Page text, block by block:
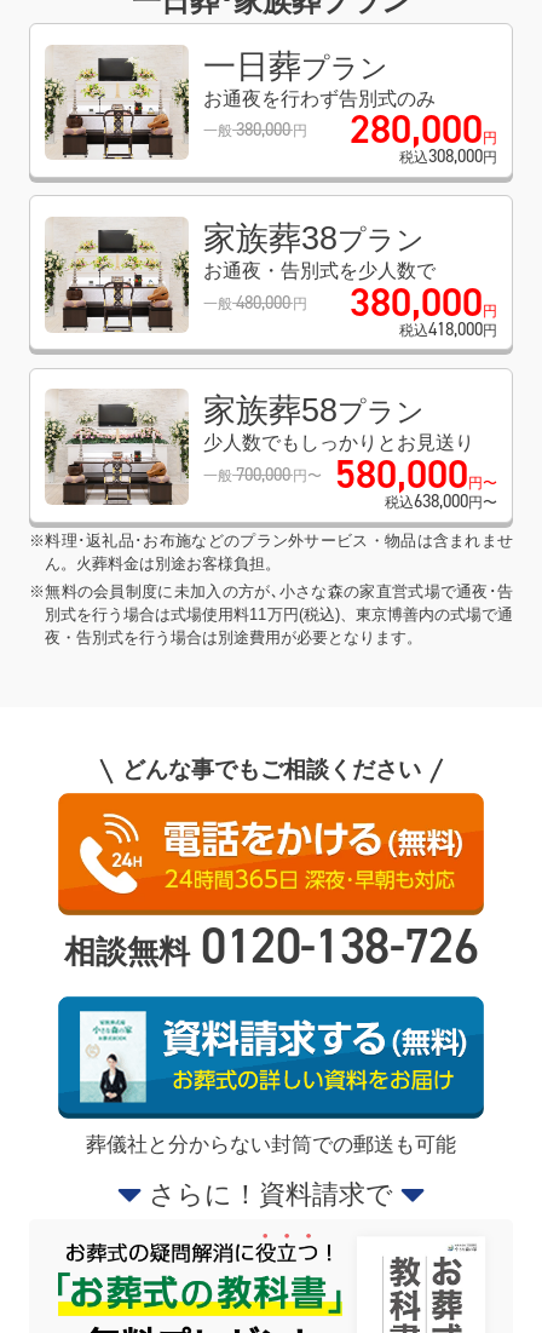
一日葬プラン
お通夜を行わず告別式のみ
一般380,000 円 280,000 円
税込308,000円
家族葬38プラン
お通夜・告別式を少人数で
一般480,000 円 380,000円
税込418,000円
家族葬58プラン
少人数でもしっかりとお見送り
一般700,000 円〜 580,000 円〜
税込638,000円〜
※料理･返礼品･お布施などのプラン外サービス・物品は含まれませ
ん。火葬料金は別途お客様負担。
※無料の会員制度に未加入の方が､小さな森の家直営式場で通夜･告
別式を行う場合は式場使用料11万円(税込)、東京博善内の式場で通
夜・告別式を行う場合は別途費用が必要となります。
どんな事でもご相談ください
相談無料 0120-138-726
葬儀社と分からない封筒での郵送も可能
さらに！資料請求で